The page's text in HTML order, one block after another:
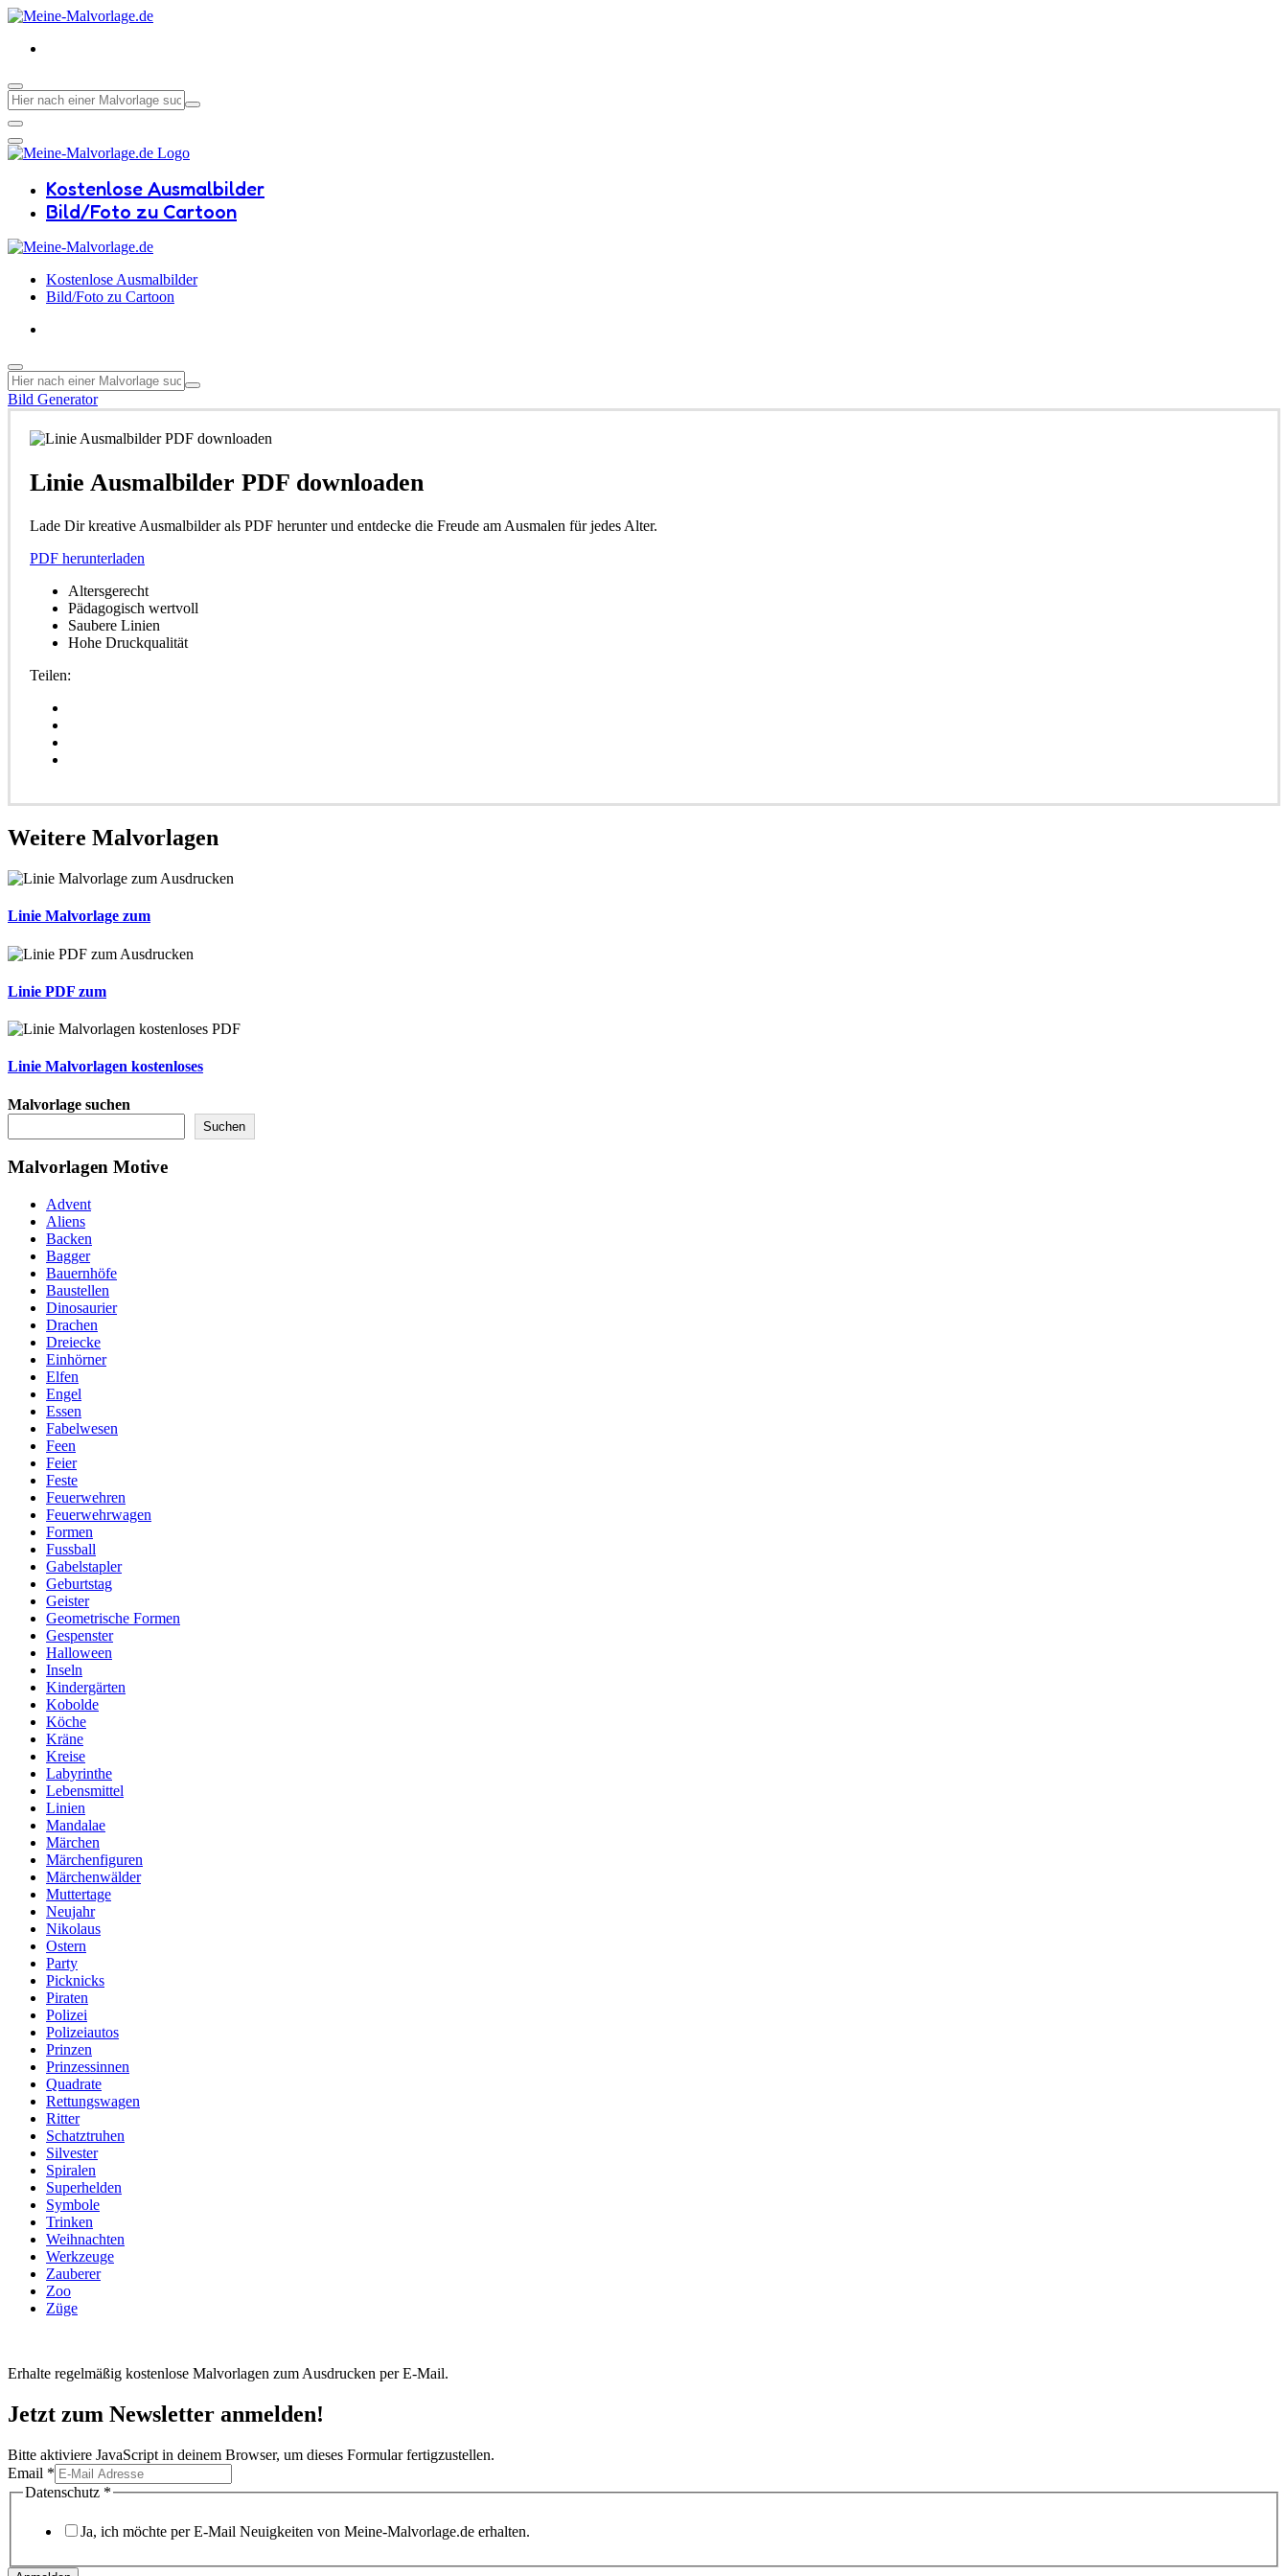
Kostenlose Ausmalbilder
Bild/Foto zu Cartoon
Kostenlose Ausmalbilder
Bild/Foto zu Cartoon
Bild Generator
Linie Ausmalbilder PDF downloaden
Lade Dir kreative Ausmalbilder als PDF herunter und entdecke die Freude am Ausmalen für jedes Alter.
PDF herunterladen
Altersgerecht
Pädagogisch wertvoll
Saubere Linien
Hohe Druckqualität
Teilen:
Weitere Malvorlagen
Linie Malvorlage zum
Linie PDF zum
Linie Malvorlagen kostenloses
Malvorlage suchen
Suchen
Malvorlagen Motive
Advent
Aliens
Backen
Bagger
Bauernhöfe
Baustellen
Dinosaurier
Drachen
Dreiecke
Einhörner
Elfen
Engel
Essen
Fabelwesen
Feen
Feier
Feste
Feuerwehren
Feuerwehrwagen
Formen
Fussball
Gabelstapler
Geburtstag
Geister
Geometrische Formen
Gespenster
Halloween
Inseln
Kindergärten
Kobolde
Köche
Kräne
Kreise
Labyrinthe
Lebensmittel
Linien
Mandalae
Märchen
Märchenfiguren
Märchenwälder
Muttertage
Neujahr
Nikolaus
Ostern
Party
Picknicks
Piraten
Polizei
Polizeiautos
Prinzen
Prinzessinnen
Quadrate
Rettungswagen
Ritter
Schatztruhen
Silvester
Spiralen
Superhelden
Symbole
Trinken
Weihnachten
Werkzeuge
Zauberer
Zoo
Züge
Erhalte regelmäßig kostenlose Malvorlagen zum Ausdrucken per E-Mail.
Jetzt zum Newsletter anmelden!
Bitte aktiviere JavaScript in deinem Browser, um dieses Formular fertigzustellen.
Email *
Datenschutz
Datenschutz *
Ja, ich möchte per E-Mail Neuigkeiten von Meine-Malvorlage.de erhalten.